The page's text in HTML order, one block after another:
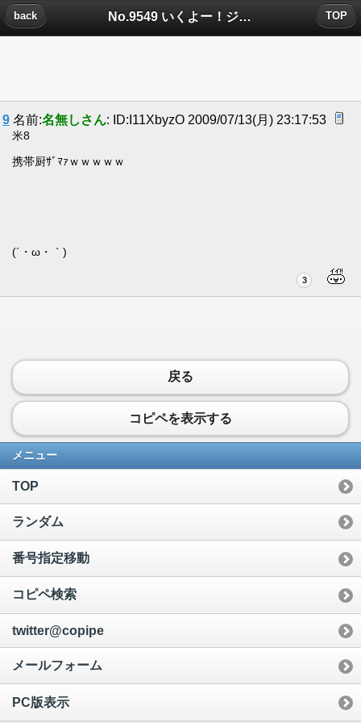
No.9549 いくよー！ジャカジャカ限定ジャンケン、スタート！についたコメント
back TOP
9 名前:名無しさん: ID:I11XbyzO 2009/07/13(月) 23:17:53
米8
携帯厨ｻﾞﾏｧｗｗｗｗｗ
(´・ω・｀)
3
戻る
コピペを表示する
メニュー
TOP
ランダム
番号指定移動
コピペ検索
twitter@copipe
メールフォーム
PC版表示